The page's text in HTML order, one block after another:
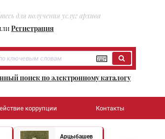
для получения услуг архива
Регистрация
поиск по электронному каталогу
коррупции Контакты
Арцыбашев